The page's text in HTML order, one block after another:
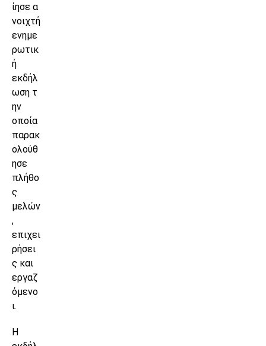
ίησε α
νοιχτή
ενημε
ρωτικ
ή
εκδήλ
ωση τ
ην
οποία
παρακ
ολούθ
ησε
πλήθο
ς
μελών
,
επιχει
ρήσει
ς και
εργαζ
όμενο
ι.
Η